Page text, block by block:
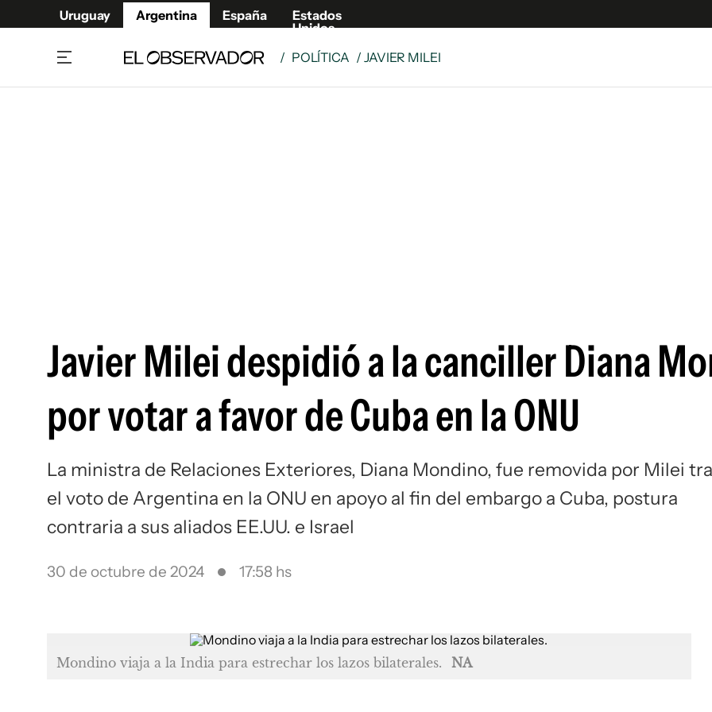
Uruguay Argentina España
Estados
Unidos
/ POLÍTICA / JAVIER MILEI
Javier Milei despidió a la canciller Diana
por votar a favor de Cuba en la ONU
La ministra de Relaciones Exteriores, Diana Mondino, fue removida por Milei
el voto de Argentina en la ONU en apoyo al fin del embargo a Cuba, postura
contraria a sus aliados EE.UU. e Israel
30 de octubre de 2024 17:58 hs
Mondino viaja a la India para estrechar los lazos bilaterales. NA